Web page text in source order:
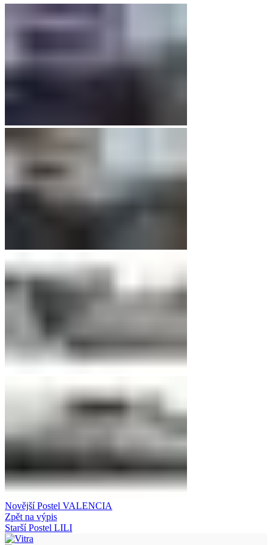
Novější Postel VALENCIA
Zpět na výpis
Starší Postel LILI